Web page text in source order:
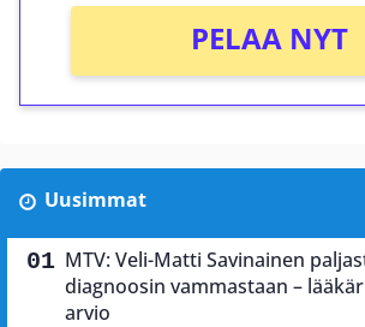
PELAA NYT
Uusimmat
MTV: Veli-Matti Savinainen
diagnoosin vammastaan –
arvio